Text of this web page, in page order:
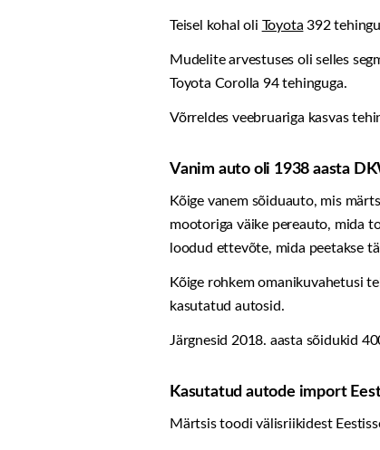
Teisel kohal oli Toyota 392
Mudelite arvestuses oli selles
Toyota Corolla 94 tehinguga.
Võrreldes veebruariga kasvas
Vanim auto oli 1938 aasta
Kõige vanem sõiduauto, mis
mootoriga väike pereauto, mida
loodud ettevõte, mida peetakse
Kõige rohkem omanikuvahetusi
kasutatud autosid.
Järgnesid 2018. aasta sõidukid
Kasutatud autode import
Märtsis toodi välisriikidest